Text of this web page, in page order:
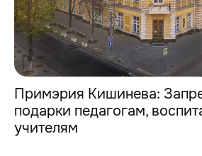
Примэрия Кишинева:
подарки педагогам,
учителям